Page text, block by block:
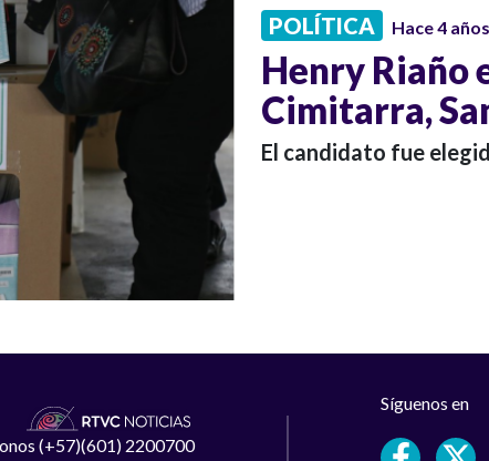
POLÍTICA Hace 4 años
Henry Riaño
Cimitarra,
El candidato fue
(+57)(601) 2200700
Síguenos en